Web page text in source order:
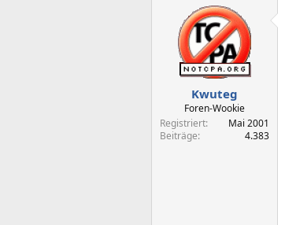
Kwuteg
Foren-Wookie
Registriert
Mai 2001
Beiträge
4.383